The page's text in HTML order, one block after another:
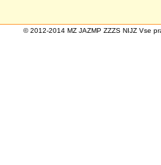
© 2012-2014 MZ JAZMP ZZZS NIJZ Vse